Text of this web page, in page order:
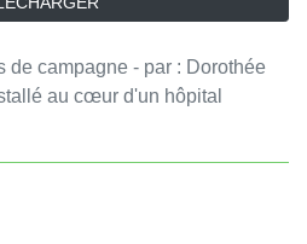
au cœur d'un hôpital